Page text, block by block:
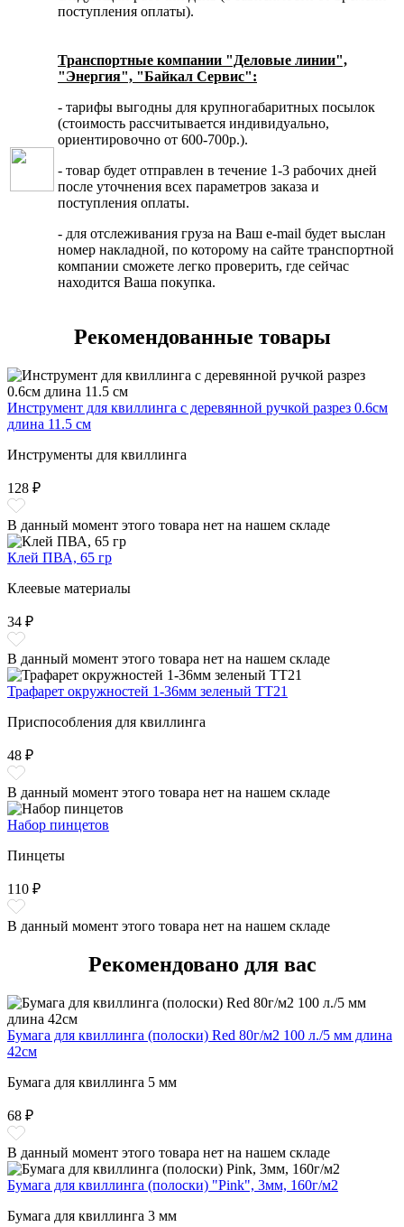
поступления оплаты).
Транспортные компании "Деловые линии",
"Энергия", "Байкал Сервис":
- тарифы выгодны для крупногабаритных посылок
(стоимость рассчитывается индивидуально,
ориентировочно от 600-700р.).
- товар будет отправлен в течение 1-3 рабочих дней
после уточнения всех параметров заказа и
поступления оплаты.
- для отслеживания груза на Ваш e-mail будет выслан
номер накладной, по которому на сайте транспортной
компании сможете легко проверить, где сейчас
находится Ваша покупка.
Рекомендованные товары
Инструмент для квиллинга с деревянной ручкой разрез 0.6см
длина 11.5 см
Инструменты для квиллинга
128 ₽
В данный момент этого товара нет на нашем складе
Клей ПВА, 65 гр
Клеевые материалы
34 ₽
В данный момент этого товара нет на нашем складе
Трафарет окружностей 1-36мм зеленый ТТ21
Приспособления для квиллинга
48 ₽
В данный момент этого товара нет на нашем складе
Набор пинцетов
Пинцеты
110 ₽
В данный момент этого товара нет на нашем складе
Рекомендовано для вас
Бумага для квиллинга (полоски) Red 80г/м2 100 л./5 мм длина
42см
Бумага для квиллинга 5 мм
68 ₽
В данный момент этого товара нет на нашем складе
Бумага для квиллинга (полоски) "Pink", 3мм, 160г/м2
Бумага для квиллинга 3 мм